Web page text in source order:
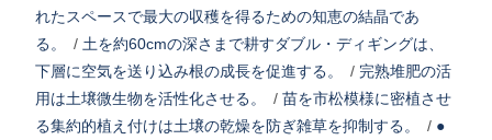
れたスペースで最大の収穫を得るための知恵の結晶であ
る。
/ 土を約60cmの深さまで耕すダブル・ディギングは、
下層に空気を送り込み根の成長を促進する。
/ 完熟堆肥の活
用は土壌微生物を活性化させる。
/ 苗を市松模様に密植させ
る集約的植え付けは土壌の乾燥を防ぎ雑草を抑制する。
/ ●